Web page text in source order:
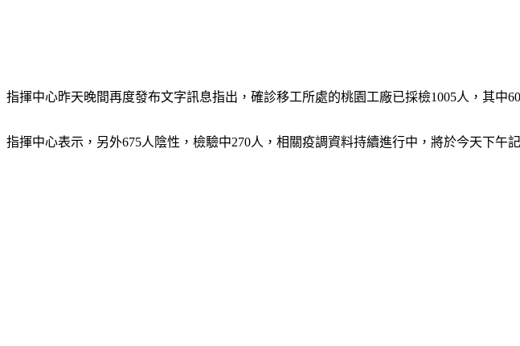
指揮中心昨天晚間再度發布文字訊息指出，確診移工所處的桃園工廠已採檢1005人，其中
指揮中心表示，另外675人陰性，檢驗中270人，相關疫調資料持續進行中，將於今天下午